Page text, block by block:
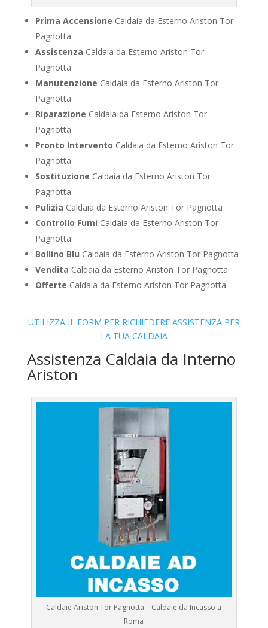
Prima Accensione Caldaia da Esterno Ariston Tor
Pagnotta
Assistenza Caldaia da Esterno Ariston Tor
Pagnotta
Manutenzione Caldaia da Esterno Ariston Tor
Pagnotta
Riparazione Caldaia da Esterno Ariston Tor
Pagnotta
Pronto Intervento Caldaia da Esterno Ariston Tor
Pagnotta
Sostituzione Caldaia da Esterno Ariston Tor
Pagnotta
Pulizia Caldaia da Esterno Ariston Tor Pagnotta
Controllo Fumi Caldaia da Esterno Ariston Tor
Pagnotta
Bollino Blu Caldaia da Esterno Ariston Tor Pagnotta
Vendita Caldaia da Esterno Ariston Tor Pagnotta
Offerte Caldaia da Esterno Ariston Tor Pagnotta
UTILIZZA IL FORM PER RICHIEDERE ASSISTENZA PER
LA TUA CALDAIA
Assistenza Caldaia da Interno
Ariston
Caldaie Ariston Tor Pagnotta – Caldaie da Incasso a
Roma